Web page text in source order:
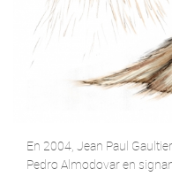
En 2004, Jean Paul
Pedro Almodovar en